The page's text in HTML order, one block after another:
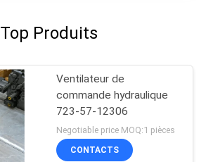
Top Produits
Ventilateur de
commande hydraulique
723-57-12306
Negotiable price MOQ:1 pièces
CONTACTS